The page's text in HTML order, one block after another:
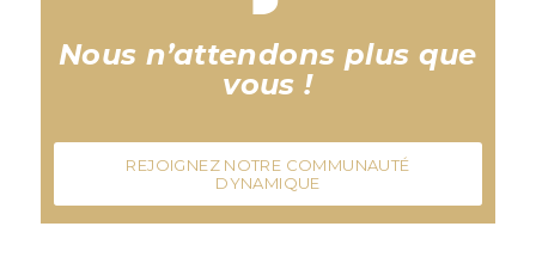
Nous n’attendons plus que
vous !
REJOIGNEZ NOTRE COMMUNAUTÉ
DYNAMIQUE